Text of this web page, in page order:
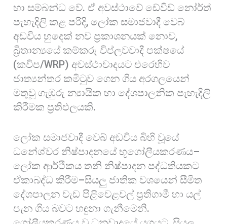
හා සම්බන්ධ වේ. ඒ අවස්ථාවේ ඩේවිඩ් නෝර්ත්
පැහැදිලි කළ පරිදි, ලෝක සමාජවාදී වෙබ්
අඩවිය හුදෙක් නව ප්‍රකාශනයක් නොව,
බ්‍රිතාන්‍යයේ කම්කරු විප්ලවවාදී පක්ෂයේ
(කවිප/WRP) අවස්ථාවාදයට එරෙහිව
ජාත්‍යන්තර කමිටුව ගෙන ගිය අරගලයෙන්
මතුවූ ගැඹුරු න්‍යායික හා දේශපාලනික පැහැදිලි
කිරීමක ප්‍රතිඵලයකි.
ලෝක සමාජවාදී වෙබ් අඩවිය බිහි වූයේ
ධනේශ්වර නිෂ්පාදනයේ භූගෝලීයකරණය–
ලෝක ආර්ථිකය තනි නිෂ්පාදන පද්ධතියකට
ඒකාබද්ධ කිරීම–සියලු ජාතික වශයෙන් සීමිත
දේශපාලන වැඩ පිළිවෙළවල් ප්‍රතිගාමී හා යල්
පැන ගිය බවට හඳුනා ගැනීමෙනි.